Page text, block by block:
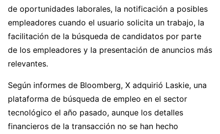
de oportunidades laborales, la notificación a posibles
empleadores cuando el usuario solicita un trabajo, la
facilitación de la búsqueda de candidatos por parte
de los empleadores y la presentación de anuncios más
relevantes.
Según informes de Bloomberg, X adquirió Laskie, una
plataforma de búsqueda de empleo en el sector
tecnológico el año pasado, aunque los detalles
financieros de la transacción no se han hecho